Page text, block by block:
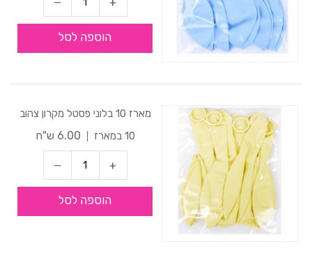
הוספה לסל
מארז 10 בלוני פסטל מקרון צהוב
10 במארז
6.00 ש"ח
הוספה לסל